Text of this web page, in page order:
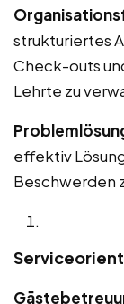
strukturiertes
Check-outs
Lehrte zu
effektiv
Beschwerden